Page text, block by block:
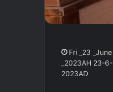
Fri _23 _June
_2023AH 23-6-
2023AD